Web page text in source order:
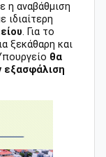
η αναβάθμιση
. Για το
ξεκάθαρη και
θα
εξασφάλιση